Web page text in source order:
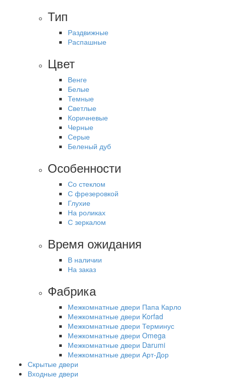
Тип
Раздвижные
Распашные
Цвет
Венге
Белые
Темные
Светлые
Коричневые
Черные
Серые
Беленый дуб
Особенности
Со стеклом
С фрезеровкой
Глухие
На роликах
С зеркалом
Время ожидания
В наличии
На заказ
Фабрика
Межкомнатные двери Папа Карло
Межкомнатные двери Korfad
Межкомнатные двери Терминус
Межкомнатные двери Omega
Межкомнатные двери Darumi
Межкомнатные двери Арт-Дор
Скрытые двери
Входные двери